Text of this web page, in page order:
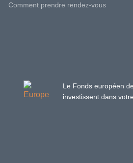
Le Fonds européen
investissent dans
Comment prendre rendez-vous